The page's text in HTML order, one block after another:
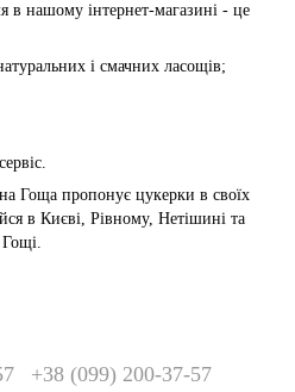
в нашому інтернет-магазині - це
і смачних ласощів;
Гоща пропонує цукерки в своїх
в Києві, Рівному, Нетішині та
Гощі.
+38 (099) 200-37-57